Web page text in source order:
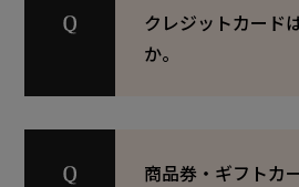
クレジットカード
か。
商品券・ギフトカ